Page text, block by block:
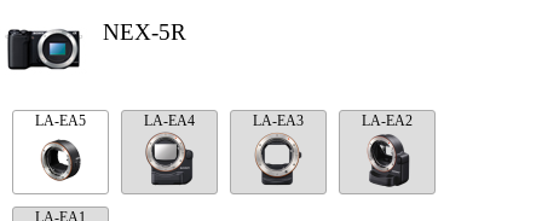
NEX-5R
LA-EA5 LA-EA4 LA-EA3 LA-EA2
LA-EA1